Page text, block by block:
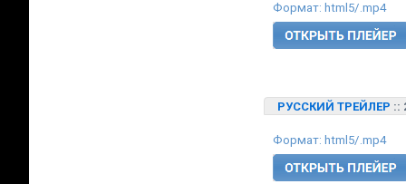
Формат: html5/.mp4
РУССКИЙ ТРЕЙЛЕР ::
Формат: html5/.mp4